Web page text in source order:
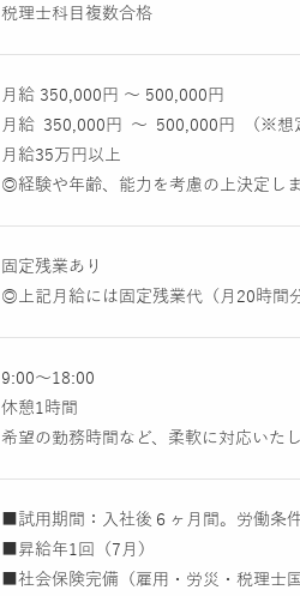
税理士科目複数合格
月給 350,000円 ～ 500,000円
月給 350,000円 ～ 500,000円 （※想
月給35万円以上
◎経験や年齢、能力を考慮の上決定しま
固定残業あり
◎上記月給には固定残業代（月20時間
9:00～18:00
休憩1時間
希望の勤務時間など、柔軟に対応いたし
■試用期間：入社後６ヶ月間。労働条
■昇給年1回（7月）
■社会保険完備（雇用・労災・税理士